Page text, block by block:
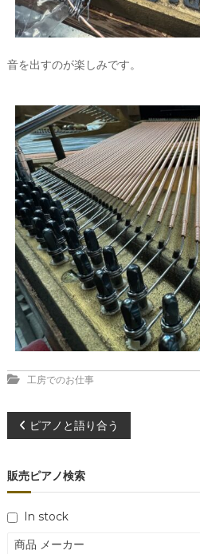
音を出すのが楽しみです。
工房でのお仕事
投
稿
ナ
ビ
ピアノと語り合う
販売ピアノ検索
In stock
商品 メーカー